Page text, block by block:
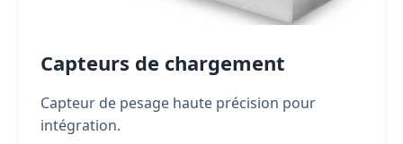
Capteurs de chargement
Capteur de pesage haute précision pour
intégration.